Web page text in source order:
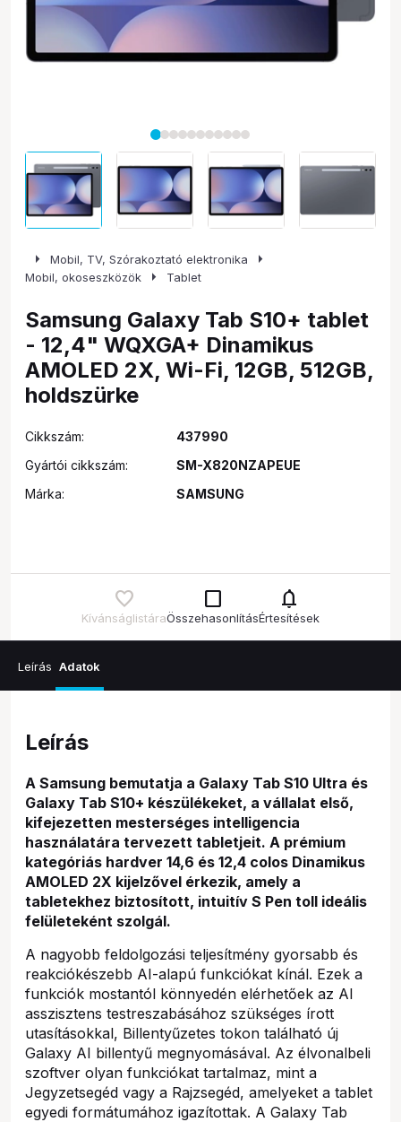
arrow_right Mobil, TV, Szórakoztató elektronika arrow_right
Mobil, okoseszközök arrow_right Tablet
Samsung Galaxy Tab S10+ tablet
- 12,4" WQXGA+ Dinamikus
AMOLED 2X, Wi-Fi, 12GB, 512GB,
holdszürke
Cikkszám:
437990
Gyártói cikkszám:
SM-X820NZAPEUE
Márka:
SAMSUNG
Kívánságlistára
check_box_outline_blank
Összehasonlítás
notifications
Értesítések
Leírás Adatok
Leírás
A Samsung bemutatja a Galaxy Tab S10 Ultra és
Galaxy Tab S10+ készülékeket, a vállalat első,
kifejezetten mesterséges intelligencia
használatára tervezett tabletjeit. A prémium
kategóriás hardver 14,6 és 12,4 colos Dinamikus
AMOLED 2X kijelzővel érkezik, amely a
tabletekhez biztosított, intuitív S Pen toll ideális
felületeként szolgál.
A nagyobb feldolgozási teljesítmény gyorsabb és
reakciókészebb AI-alapú funkciókat kínál. Ezek a
funkciók mostantól könnyedén elérhetőek az AI
asszisztens testreszabásához szükséges írott
utasításokkal, Billentyűzetes tokon található új
Galaxy AI billentyű megnyomásával. Az élvonalbeli
szoftver olyan funkciókat tartalmaz, mint a
Jegyzetsegéd vagy a Rajzsegéd, amelyeket a tablet
egyedi formátumához igazítottak. A Galaxy Tab